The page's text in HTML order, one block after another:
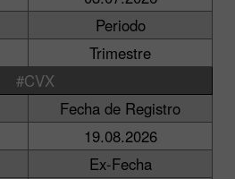
Periodo
Trimestre
#CVX
Fecha de Registro
19.08.2026
Ex-Fecha